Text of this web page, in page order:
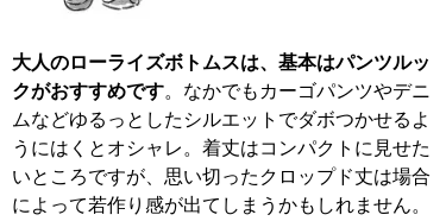
大人のローライズボトムスは、基本はパンツルッ
クがおすすめです。なかでもカーゴパンツやデニ
ムなどゆるっとしたシルエットでダボつかせるよ
うにはくとオシャレ。着丈はコンパクトに見せた
いところですが、思い切ったクロップド丈は場合
によって若作り感が出てしまうかもしれません。